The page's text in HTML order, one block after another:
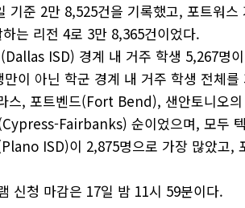
기준 2만 8,525건을 기록했고, 포트워
는 리전 4로 3만 8,365건이었다.
ISD) 경계 내 거주 학생 5,267명
이 아닌 학군 경계 내 거주 학생 전체
스, 포트벤드(Fort Bend), 샌안토니오
Fairbanks) 순이었으며, 모두
ISD)이 2,875명으로 가장 많았고
신청 마감은 17일 밤 11시 59분이다.